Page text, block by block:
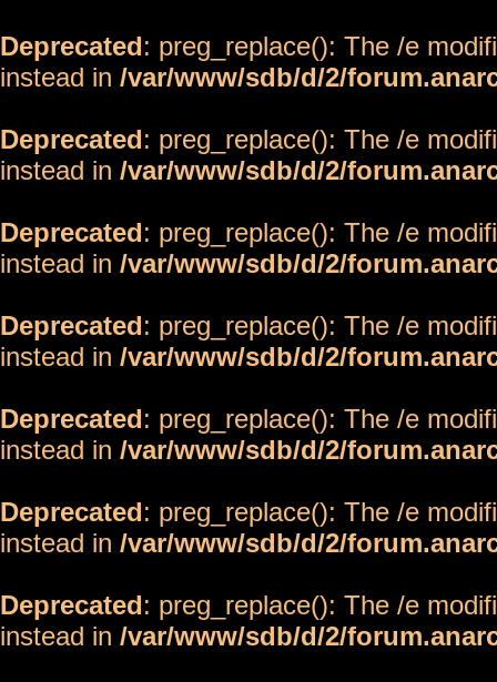
Deprecated: preg_replace(): The /e
instead in /var/www/sdb/d/2/
Deprecated: preg_replace(): The /e
instead in /var/www/sdb/d/2/
Deprecated: preg_replace(): The /e
instead in /var/www/sdb/d/2/
Deprecated: preg_replace(): The /e
instead in /var/www/sdb/d/2/
Deprecated: preg_replace(): The /e
instead in /var/www/sdb/d/2/
Deprecated: preg_replace(): The /e
instead in /var/www/sdb/d/2/
Deprecated: preg_replace(): The /e
instead in /var/www/sdb/d/2/